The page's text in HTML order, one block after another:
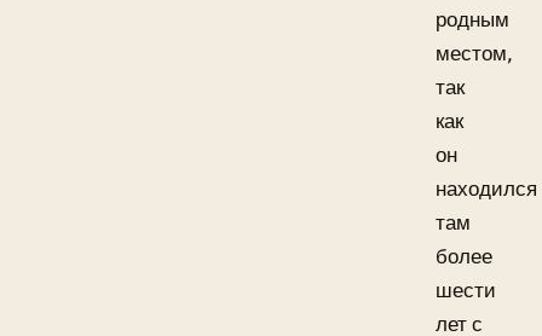
родным
местом,
так
как
он
находился
там
более
шести
лет с